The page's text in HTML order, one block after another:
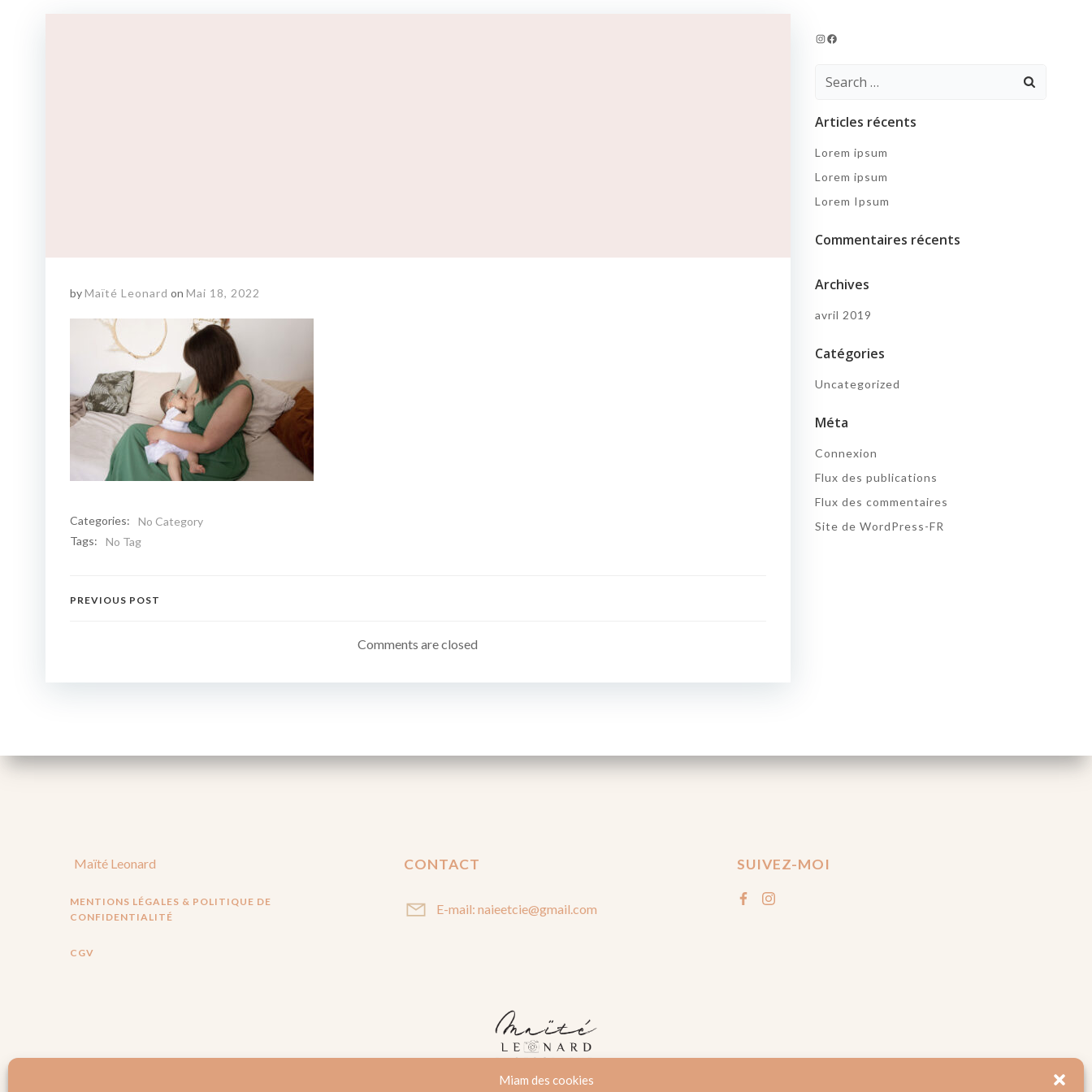
Miam des cookies
byMaïté Leonard on Mai 18, 2022
Categories:
No Category
Tags:
No Tag
Navigation
l’article
PREVIOUS POST
Comments are closed
Instagram
Facebook
Search
Articles récents
Lorem ipsum
Lorem ipsum
Lorem Ipsum
Commentaires récents
Archives
avril 2019
Catégories
Uncategorized
Méta
Connexion
Flux des publications
Flux des commentaires
Site de WordPress-FR
Maïté Leonard
MENTIONS LÉGALES & POLITIQUE DE
CONFIDENTIALITÉ
CGV
CONTACT
E-mail: naieetcie@gmail.com
SUIVEZ-MOI